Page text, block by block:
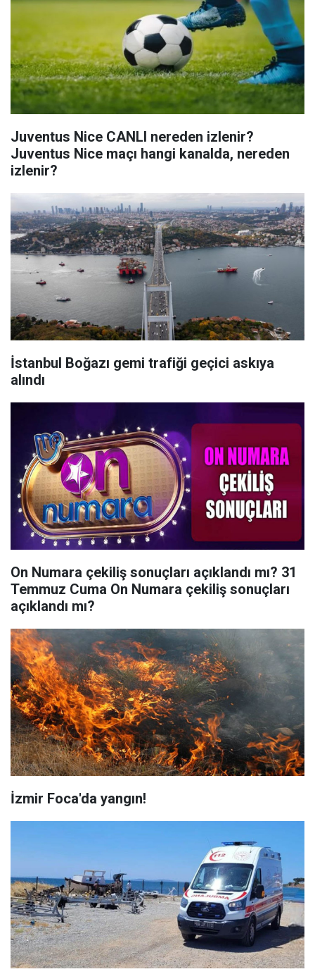
Juventus Nice CANLI nereden izlenir?
Juventus Nice maçı hangi kanalda, nereden
izlenir?
İstanbul Boğazı gemi trafiği geçici askıya
alındı
On Numara çekiliş sonuçları açıklandı mı? 31
Temmuz Cuma On Numara çekiliş sonuçları
açıklandı mı?
İzmir Foca'da yangın!